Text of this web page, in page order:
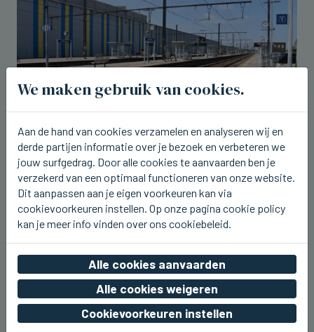
LICHTERVELDE
Treinverkeer onderbroken tussen
Lichtervelde en Diksmuide
vr 07 augustus 2026, 13:37
We maken gebruik van cookies.
Aan de hand van cookies verzamelen en analyseren wij en
derde partijen informatie over je bezoek en verbeteren we
jouw surfgedrag. Door alle cookies te aanvaarden ben je
verzekerd van een optimaal functioneren van onze website.
Dit aanpassen aan je eigen voorkeuren kan via
cookievoorkeuren instellen. Op onze pagina cookie policy
kan je meer info vinden over ons cookiebeleid.
Alle cookies aanvaarden
Alle cookies weigeren
Cookievoorkeuren instellen